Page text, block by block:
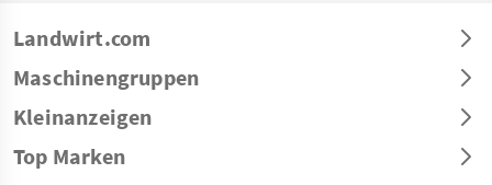
Landwirt.com
Maschinengruppen
Kleinanzeigen
Top Marken